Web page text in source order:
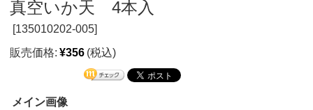
真空いか天 4本入
[135010202-005]
販売価格: ¥356 (税込)
メイン画像